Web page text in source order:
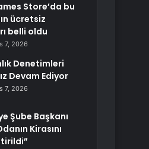
Store’da bu
ücretsiz
belli oldu
7, 2026
Denetimleri
Devam Ediyor
7, 2026
Şube Başkanı
Kirasını